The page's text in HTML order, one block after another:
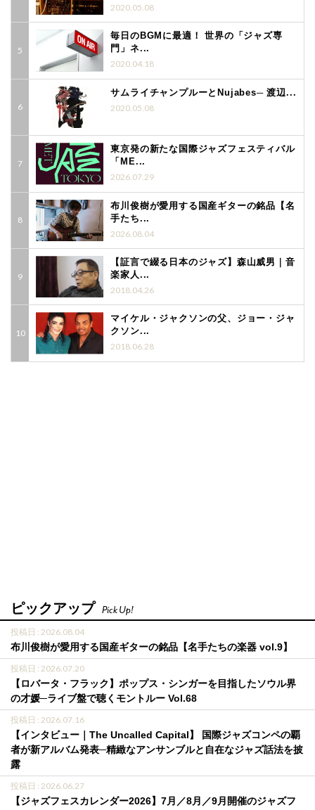
2020.05.08
毎日のBGMに最適！ 世界の「ジャズ専
門」ネ...
2020.04.18
サムライチャンプルーとNujabes─ 渡辺...
2020.05.08
東京発の新たな国際ジャズフェスティバル
「ME...
2026.07.29
布川俊樹が愛用する国産ギターの銘品【名
手たち...
2026.08.04
【証言で綴る日本のジャズ】森山威男｜音
楽家人...
2018.04.26
マイケル・ジャクソンの父、ジョー・ジャ
クソン...
2018.06.28
ピックアップ Pick Up!
投稿日 : 2026.08.04
布川俊樹が愛用する国産ギターの銘品【名手たちの楽器 vol.9】
投稿日 : 2026.07.20
【ロバータ・フラック】ポップス・シンガーを目指したソウル界
の才媛─ライブ盤で聴くモントルー Vol.68
投稿日 : 2026.07.16
【インタビュー｜The Uncalled Capital】 国際ジャズコンペの覇
者が新アルバム発表─精緻なアンサンブルと自在なジャズ話法を披
露
投稿日 : 2026.06.27
【ジャズフェスカレンダー2026】7月／8月／9月開催のジャズフ